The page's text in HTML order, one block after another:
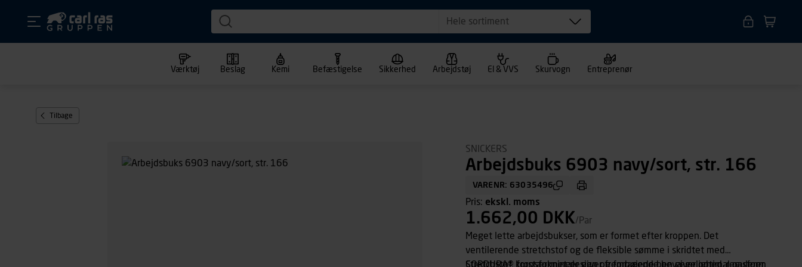
Hele sortiment
Værktøj Beslag Kemi Befæstigelse Sikkerhed Arbejdstøj El & VVS Skurvogn Entreprenør
Tilbage
SNICKERS
Arbejdsbuks 6903 navy/sort, str. 166
VARENR: 63035496
Pris: ekskl. moms
1.662,00 DKK/Par
Meget lette arbejdsbukser, som er formet efter kroppen. Det
ventilerende stretchstof og de fleksible sømme i skridtet med
CORDURA® forstærkninger giver fremragende bevægelighed, regulerer
Stretchstof, kropsformet design og forbøjede ben giver optimal pasform